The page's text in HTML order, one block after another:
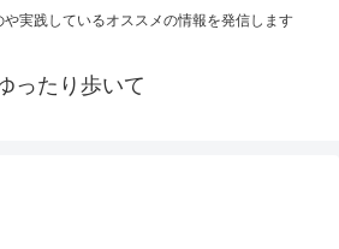
や実践しているオススメの情報を発信します
ったり歩いて